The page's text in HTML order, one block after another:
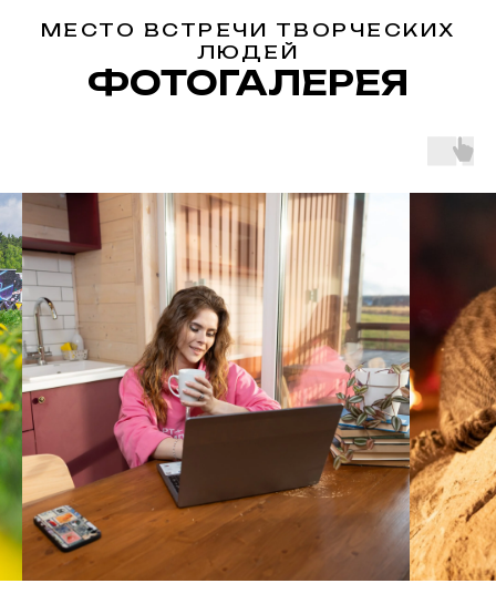
МЕСТО ВСТРЕЧИ ТВОРЧЕСКИХ
ЛЮДЕЙ
ФОТОГАЛЕРЕЯ